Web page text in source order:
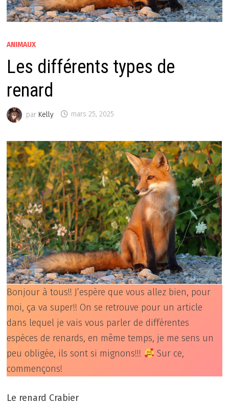
ANIMAUX
Les différents types de
renard
par Kelly mars 25, 2025
Bonjour à tous!! J’espère que vous allez bien, pour
moi, ça va super!! On se retrouve pour un article
dans lequel je vais vous parler de différentes
espèces de renards, en même temps, je me sens un
peu obligée, ils sont si mignons!!!
Sur ce,
commençons!
Le renard Crabier